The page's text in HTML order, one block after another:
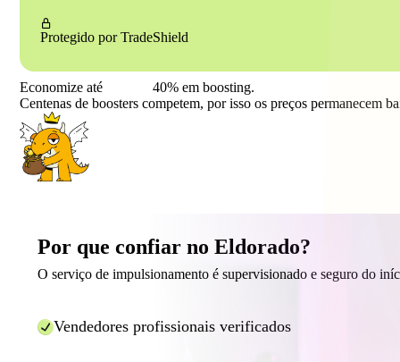
Protegido porTradeShield
Economize até 40% em boosting.
Centenas de boosters competem, por isso os preços permanecem
Por que confiar no Eldorado?
O serviço de impulsionamento é supervisionado e seguro do
Vendedores profissionais verificados